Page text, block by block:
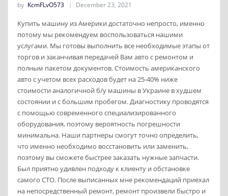
by KcmFLvO573 December 23, 2021
Купить машину из Америки достаточно непросто, именно
потому мы рекомендуем воспользоваться нашими
услугами. Мы готовы выполнить все необходимые этапы от
торгов и заканчивая передачей Вам авто с ремонтом и
полным пакетом документов. Стоимость американского
авто с учетом всех расходов будет на 25-40% ниже
стоимости аналогичной б/у машины в Украине в худшем
состоянии и с большим пробегом. Диагностику проводятся
с помощью современного специализированного
оборудования, поэтому вероятность погрешности
минимальна. Наши партнеры смогут точно определить,
что именно необходимо восстановить или заменить,
поэтому вы сможете быстрее заказать нужные запчасти.
Был приятно удивлен подходу к клиенту и обстановке
самого СТО. После выписанных мне рекомендаций приехал
на непосредственный ремонт, ремонт произвели быстро и